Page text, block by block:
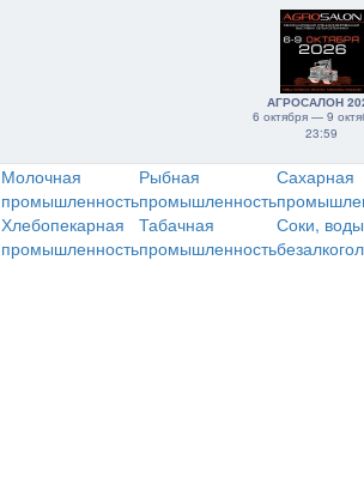
АГРОСАЛОН
6 октября — 9
23:59
Молочная
промышленность
Рыбная
промышленность
Сахарная
Хлебопекарная
промышленность
Табачная
промышленность
Соки,